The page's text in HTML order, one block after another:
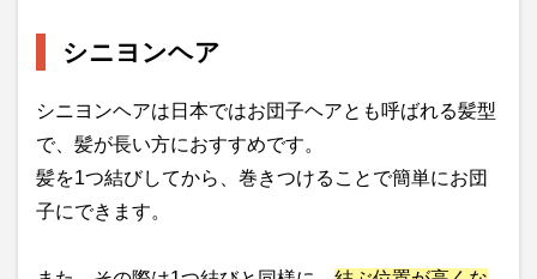
シニヨンヘア
シニヨンヘアは日本ではお団子ヘアとも呼ばれる髪型
で、髪が長い方におすすめです。
髪を1つ結びしてから、巻きつけることで簡単にお団
子にできます。